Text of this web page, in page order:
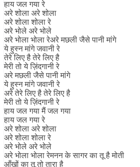
हाय जल गया रे
अरे शोला अरे शोला
अरे शोला शोला रे
अरे भोले अरे भोले
अरे भोला भोला रेअरे मछली जैसे पानी मांगे
ये हुस्न मांगे जवानी रे
तेरे लिए है तेरे लिए है
मेरी तो ये ज़िंदगानी रे
अरे मछली जैसे पानी मांगे
ये हुस्न मांगे जवानी रे
अरे तेरे लिए है तेरे लिए है
मेरी तो ये ज़िंदगानी रे
हाय जल गया मैं जल गया
हाय जल गया रे
अरे शोला अरे शोला
अरे शोला शोला रे
अरे भोले अरे भोले
अरे भोला भोला रेमनन के सागर का तू है मोती
आँखों का तू तो तारा है